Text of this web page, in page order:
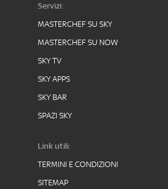
Servizi:
MASTERCHEF SU SKY
MASTERCHEF SU NOW
SKY TV
SKY APPS
SKY BAR
SPAZI SKY
Link utili:
TERMINI E CONDIZIONI
SITEMAP